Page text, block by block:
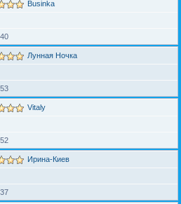
Businka
Лунная Ночка
Vitaly
Ирина-Киев